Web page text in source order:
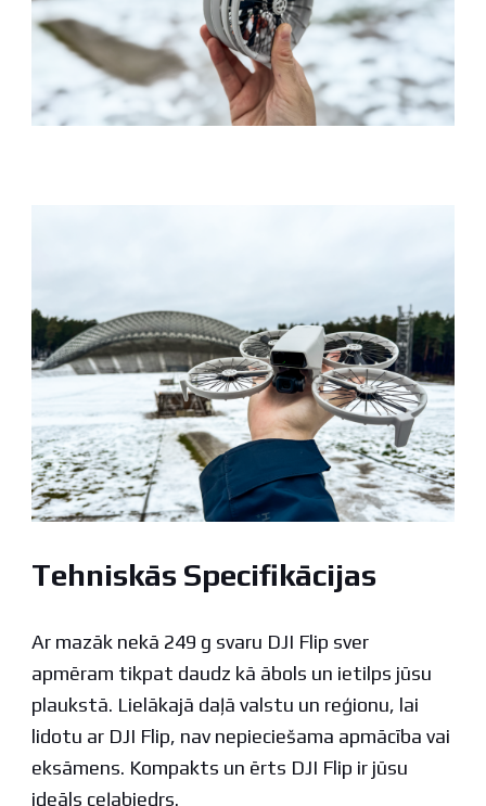
Tehniskās Specifikācijas
Ar mazāk nekā 249 g svaru DJI Flip sver
apmēram tikpat daudz kā ābols un ietilps jūsu
plaukstā. Lielākajā daļā valstu un reģionu, lai
lidotu ar DJI Flip, nav nepieciešama apmācība vai
eksāmens. Kompakts un ērts DJI Flip ir jūsu
ideāls ceļabiedrs.